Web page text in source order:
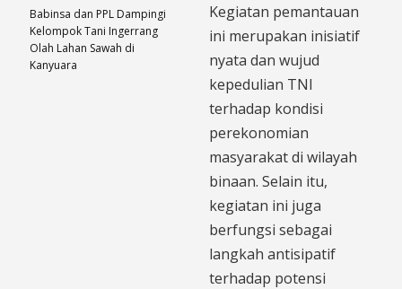
​Kegiatan pemantauan
ini merupakan inisiatif
nyata dan wujud
kepedulian TNI
terhadap kondisi
perekonomian
masyarakat di wilayah
binaan. Selain itu,
kegiatan ini juga
berfungsi sebagai
langkah antisipatif
terhadap potensi
Babinsa dan PPL Dampingi
Kelompok Tani Ingerrang
Olah Lahan Sawah di
Kanyuara